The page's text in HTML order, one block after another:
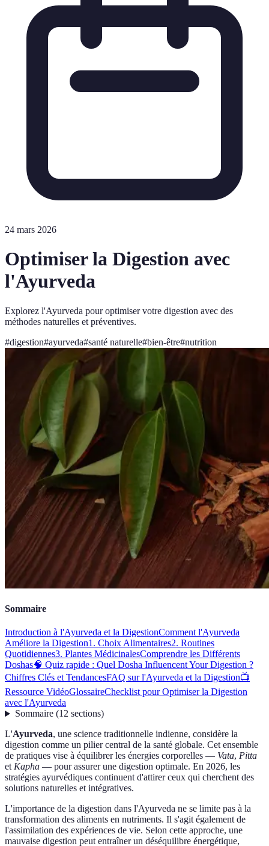
24 mars 2026
Optimiser la Digestion avec
l'Ayurveda
Explorez l'Ayurveda pour optimiser votre digestion avec des
méthodes naturelles et préventives.
#digestion#ayurveda#santé naturelle#bien-être#nutrition
Sommaire
Introduction à l'Ayurveda et la DigestionComment l'Ayurveda
Améliore la Digestion1. Choix Alimentaires2. Routines
Quotidiennes3. Plantes MédicinalesComprendre les Différents
Doshas🧠 Quiz rapide : Quel Dosha Influencent Your Digestion ?
Chiffres Clés et TendancesFAQ sur l'Ayurveda et la Digestion📺
Ressource VidéoGlossaireChecklist pour Optimiser la Digestion
avec l'Ayurveda
Sommaire(12 sections)
L'Ayurveda, une science traditionnelle indienne, considère la
digestion comme un pilier central de la santé globale. Cet ensemble
de pratiques vise à équilibrer les énergies corporelles — Vata, Pitta
etKapha — pour assurer une digestion optimale. En 2026, les
stratégies ayurvédiques continuent d'attirer ceux qui cherchent des
solutions naturelles et intégratives.
L'importance de la digestion dans l'Ayurveda ne se limite pas à la
transformation des aliments en nutriments. Il s'agit également de
l'assimilation des expériences de vie. Selon cette approche, une
mauvaise digestion peut entraîner un déséquilibre énergétique,